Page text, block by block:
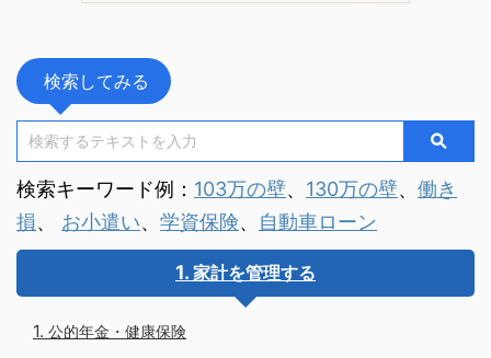
検索してみる
検索キーワード例： 103万の壁、 130万の壁、 働き
損、 お小遣い、 学資保険、 自動車ローン
家計を管理する
公的年金・健康保険